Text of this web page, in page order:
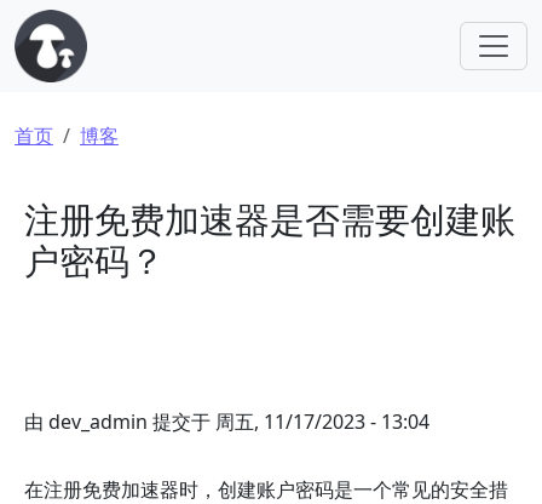
跳转到主要内容
面包屑
首页 博客
注册免费加速器是否需要创建账
户密码？
由 dev_admin 提交于 周五, 11/17/2023 - 13:04
在注册免费加速器时，创建账户密码是一个常见的安全措